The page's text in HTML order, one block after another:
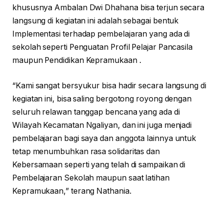
khususnya Ambalan Dwi Dhahana bisa terjun secara
langsung di kegiatan ini adalah sebagai bentuk
Implementasi terhadap pembelajaran yang ada di
sekolah seperti Penguatan Profil Pelajar Pancasila
maupun Pendidikan Kepramukaan .
“Kami sangat bersyukur bisa hadir secara langsung di
kegiatan ini, bisa saling bergotong royong dengan
seluruh relawan tanggap bencana yang ada di
Wilayah Kecamatan Ngaliyan, dan ini juga menjadi
pembelajaran bagi saya dan anggota lainnya untuk
tetap menumbuhkan rasa solidaritas dan
Kebersamaan seperti yang telah di sampaikan di
Pembelajaran Sekolah maupun saat latihan
Kepramukaan,” terang Nathania.